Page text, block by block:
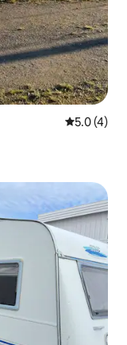
レビュー4
5.0 (4)